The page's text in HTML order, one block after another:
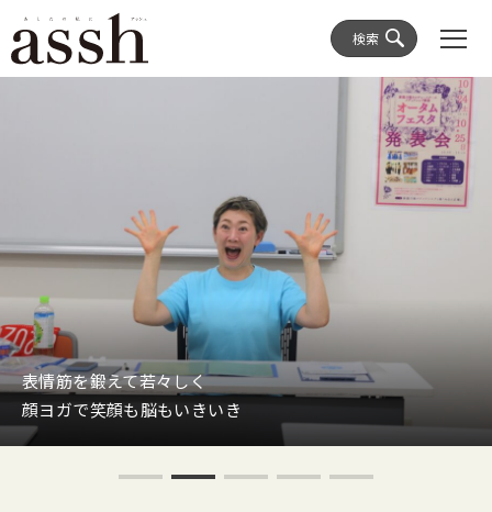
検索
表情筋を鍛えて若々しく
顔ヨガで笑顔も脳もいきいき